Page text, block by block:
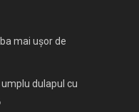
mai ușor de
dulapul cu